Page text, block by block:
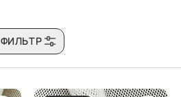
ФИЛЬТР